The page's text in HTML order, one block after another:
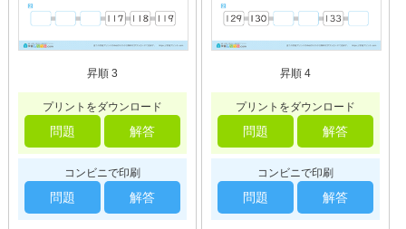
昇順 3
プリントをダウンロード
問題 解答
コンビニで印刷
問題 解答
昇順 4
プリントをダウンロード
問題 解答
コンビニで印刷
問題 解答